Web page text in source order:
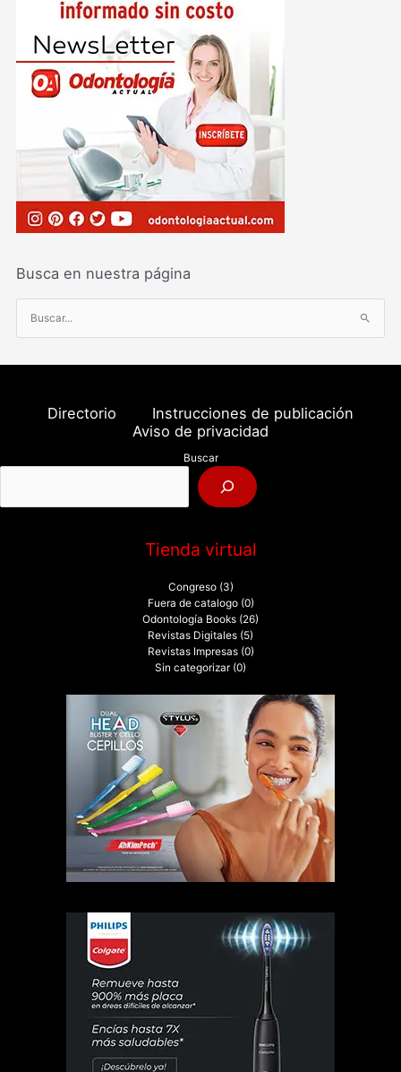
Busca en nuestra página
u
s
o
:
Directorio
Instrucciones de publicación
Aviso de privacidad
Buscar
Tienda virtual
Congreso (3)
Fuera de catalogo (0)
Odontología Books (26)
Revistas Digitales (5)
Revistas Impresas (0)
Sin categorizar (0)